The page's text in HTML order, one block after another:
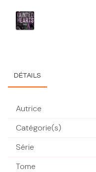
DÉTAILS
Autrice
Catégorie(s)
Série
Tome